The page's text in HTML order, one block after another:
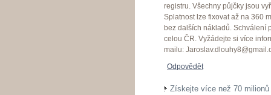
registru. Všechny půjčky jsou
Splatnost lze fixovat až na 360
bez dalších nákladů. Schválení
celou ČR. Vyžádejte si více
mailu:
Odpovědět
Získejte více než 70 milionů